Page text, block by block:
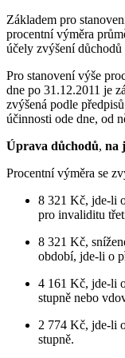
Základem pro
procentní výměra
účely zvýšení důchodů
Pro stanovení výše
dne po 31.12.2011 je
zvýšená podle
účinnosti ode dne, od
Úprava důchodů, na
Procentní výměra se
8 321 Kč, jde-li
pro invaliditu
8 321 Kč,
období, jde-li o
4 161 Kč, jde-li
stupně nebo
2 774 Kč, jde-li
stupně.